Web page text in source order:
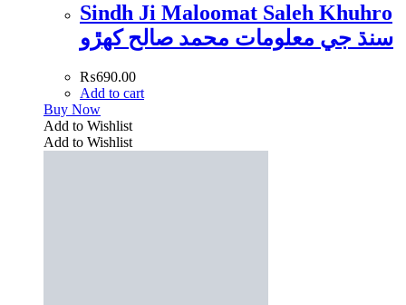
Sindh Ji Maloomat Saleh Khuhro
سنڌ جي معلومات محمد صالح کھڙو
₨690.00
Add to cart
Buy Now
Add to Wishlist
Add to Wishlist